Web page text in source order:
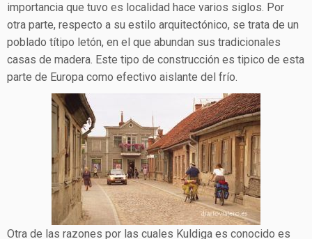
importancia que tuvo es localidad hace varios siglos. Por
otra parte, respecto a su estilo arquitectónico, se trata de un
poblado títipo letón, en el que abundan sus tradicionales
casas de madera. Este tipo de construcción es tipico de esta
parte de Europa como efectivo aislante del frío.
Otra de las razones por las cuales Kuldiga es conocido es